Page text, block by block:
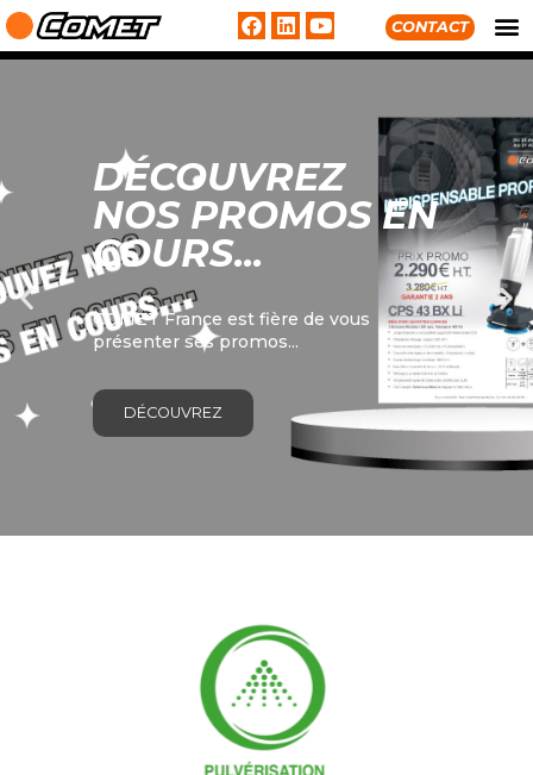
CONTACT
DÉCOUVREZ
NOS PROMOS EN
COURS...
COMET France est fière de vous
présenter ses promos...
DÉCOUVREZ